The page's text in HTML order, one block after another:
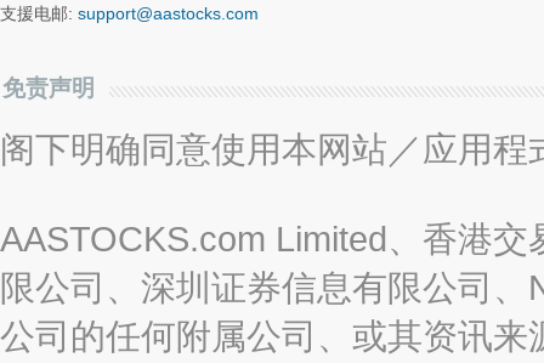
支援电邮: support@aastocks.com
免责声明
阁下明确同意使用本网站／应用
AASTOCKS.com Limited、香港
限公司、深圳证券信息有限公司
公司的任何附属公司、或其资讯